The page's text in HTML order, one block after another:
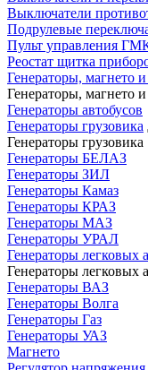
Выключатели
Подрулевые
Пульт управления
Реостат щитка
Генераторы, магнето
Генераторы, магнето
Генераторы автобусов
Генераторы грузовика
Генераторы грузовика
Генераторы БЕЛАЗ
Генераторы ЗИЛ
Генераторы Камаз
Генераторы КРАЗ
Генераторы МАЗ
Генераторы УРАЛ
Генераторы легковых
Генераторы легковых
Генераторы ВАЗ
Генераторы Волга
Генераторы Газ
Генераторы УАЗ
Магнето